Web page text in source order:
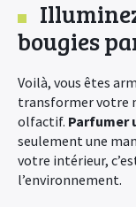
bougies
Voilà, vous êtes
transformer votre
olfactif. Parfumer
seulement une
votre intérieur,
l’environnement.